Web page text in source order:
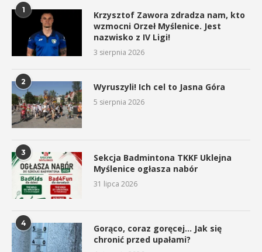
1
Krzysztof Zawora zdradza nam, kto
wzmocni Orzeł Myślenice. Jest
nazwisko z IV Ligi!
3 sierpnia 2026
2 Wyruszyli! Ich cel to Jasna Góra
5 sierpnia 2026
3
Sekcja Badmintona TKKF Uklejna
Myślenice ogłasza nabór
31 lipca 2026
4
Gorąco, coraz goręcej… Jak się
chronić przed upałami?